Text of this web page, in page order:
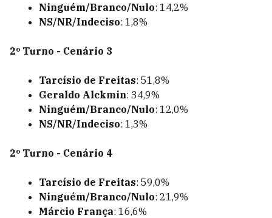
Ninguém/Branco/Nulo: 14,2%
NS/NR/Indeciso: 1,8%
2º Turno - Cenário 3
Tarcísio de Freitas: 51,8%
Geraldo Alckmin: 34,9%
Ninguém/Branco/Nulo: 12,0%
NS/NR/Indeciso: 1,3%
2º Turno - Cenário 4
Tarcísio de Freitas: 59,0%
Ninguém/Branco/Nulo: 21,9%
Márcio França: 16,6%